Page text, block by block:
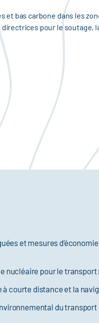
bas carbone dans les
pour le soutage,
et mesures d’économie
nucléaire pour le
courte distance et la
du transport